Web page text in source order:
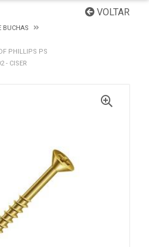
VOLTAR
BUCHAS
PHILLIPS PS
- CISER